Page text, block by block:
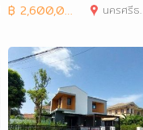
฿ 2,600,000 นครศรีธรรมราช